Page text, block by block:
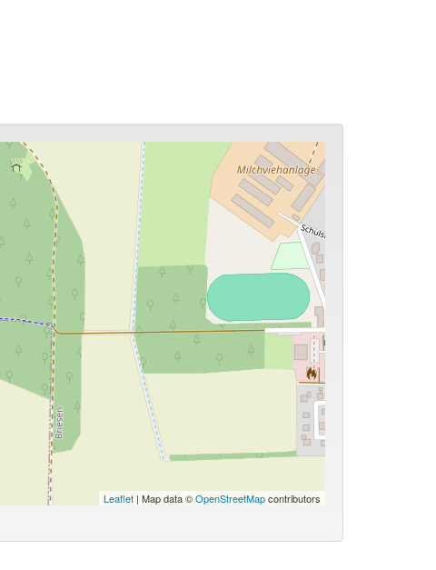
Leaflet | Map data ©OpenStreetMapcontributors